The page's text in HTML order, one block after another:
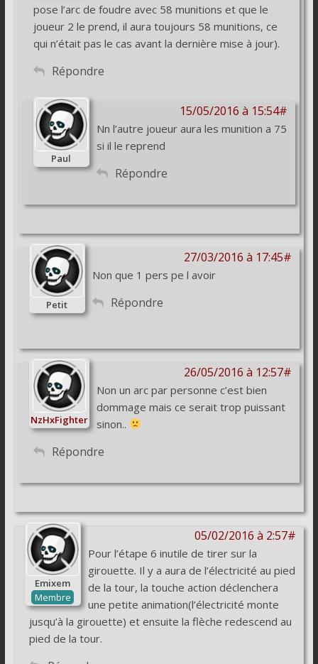
pose l’arc de foudre avec 58 munitions et que le
joueur 2 le prend, il aura toujours 58 munitions, ce
qui n’était pas le cas avant la dernière mise à jour).
Répondre
15/05/2016 à 15:54#
Paul
Nn l’autre joueur aura les munition a 75
si il le reprend
Répondre
27/03/2016 à 17:45#
Petit
Non que 1 pers pe l avoir
Répondre
26/05/2016 à 12:57#
NzHxFighter
Non un arc par personne c’est bien
dommage mais ce serait trop puissant
sinon..
Répondre
05/02/2016 à 2:57#
Emixem
Membre
Pour l’étape 6 inutile de tirer sur la
girouette. Il y a aura de l’électricité au pied
de la tour, la touche action déclenchera
une petite animation(l’électricité monte
jusqu’à la girouette) et ensuite la flèche redescend au
pied de la tour.